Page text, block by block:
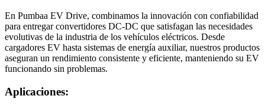
En Pumbaa EV Drive, combinamos la innovación con confiabilidad
para entregar convertidores DC-DC que satisfagan las necesidades
evolutivas de la industria de los vehículos eléctricos. Desde
cargadores EV hasta sistemas de energía auxiliar, nuestros productos
aseguran un rendimiento consistente y eficiente, manteniendo su EV
funcionando sin problemas.
Aplicaciones: